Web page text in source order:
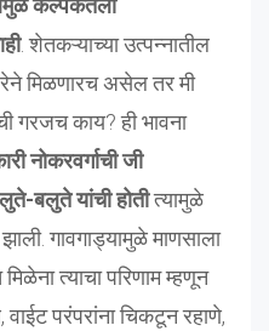
कल्पकतेला
. शेतकऱ्याच्या उत्पन्नातील
मिळणारच असेल तर मी
गरजच काय? ही भावना
नोकरवर्गाची जी
बलुते यांची होतीत्यामुळे
गावगाड्यामुळे माणसाला
त्याचा परिणाम म्हणून
परंपरांना चिकटून रहाणे,